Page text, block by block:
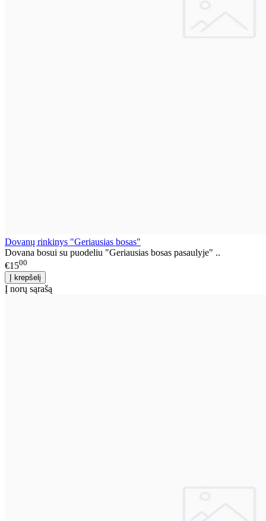
Dovanų rinkinys "Geriausias bosas"
Dovana bosui su puodeliu "Geriausias bosas pasaulyje" ..
€1500
Į norų sąrašą